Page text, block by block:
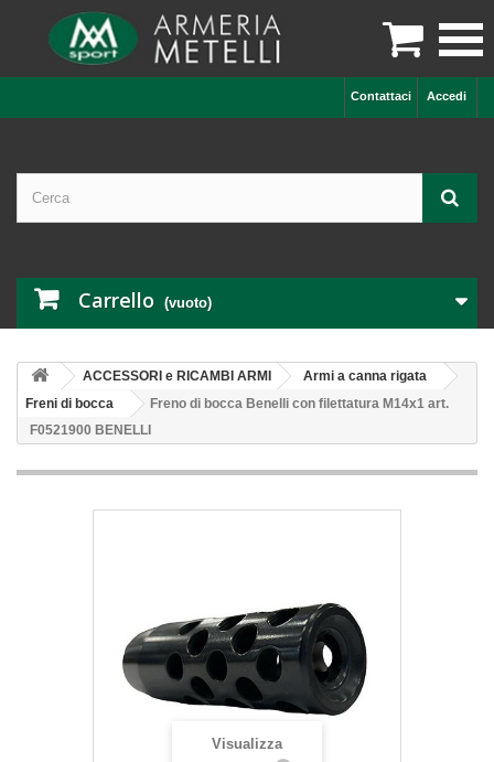

Accedi
Contattaci
Carrello (vuoto)
ACCESSORI e RICAMBI ARMI
Armi a canna rigata
Freni di bocca
Freno di bocca Benelli con filettatura M14x1 art.
F0521900 BENELLI
Visualizza